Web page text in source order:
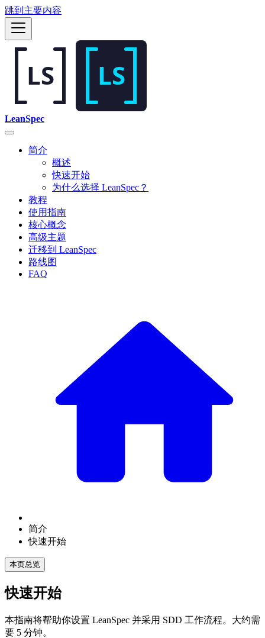
跳到主要内容
LeanSpec
简介
概述
快速开始
为什么选择 LeanSpec？
教程
使用指南
核心概念
高级主题
迁移到 LeanSpec
路线图
FAQ
简介
快速开始
本页总览
快速开始
本指南将帮助你设置 LeanSpec 并采用 SDD 工作流程。大约需
要 5 分钟。